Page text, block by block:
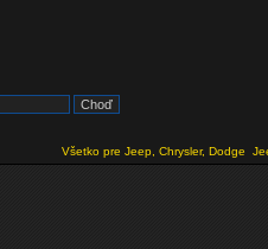
Všetko pre Jeep, Chrysler, Dodge